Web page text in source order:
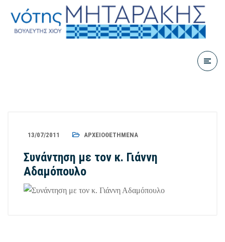
13/07/2011 ΑΡΧΕΙΟΘΕΤΗΜΈΝΑ
Συνάντηση με τον κ. Γιάννη
Αδαμόπουλο